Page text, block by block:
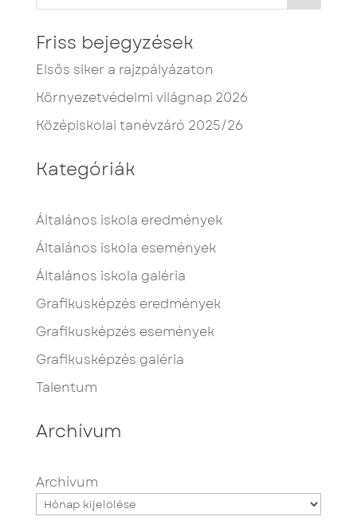
Friss bejegyzések
Elsős siker a rajzpályázaton
Környezetvédelmi világnap 2026
Középiskolai tanévzáró 2025/26
Kategóriák
Általános iskola eredmények
Általános iskola események
Általános iskola galéria
Grafikusképzés eredmények
Grafikusképzés események
Grafikusképzés galéria
Talentum
Archívum
Archívum